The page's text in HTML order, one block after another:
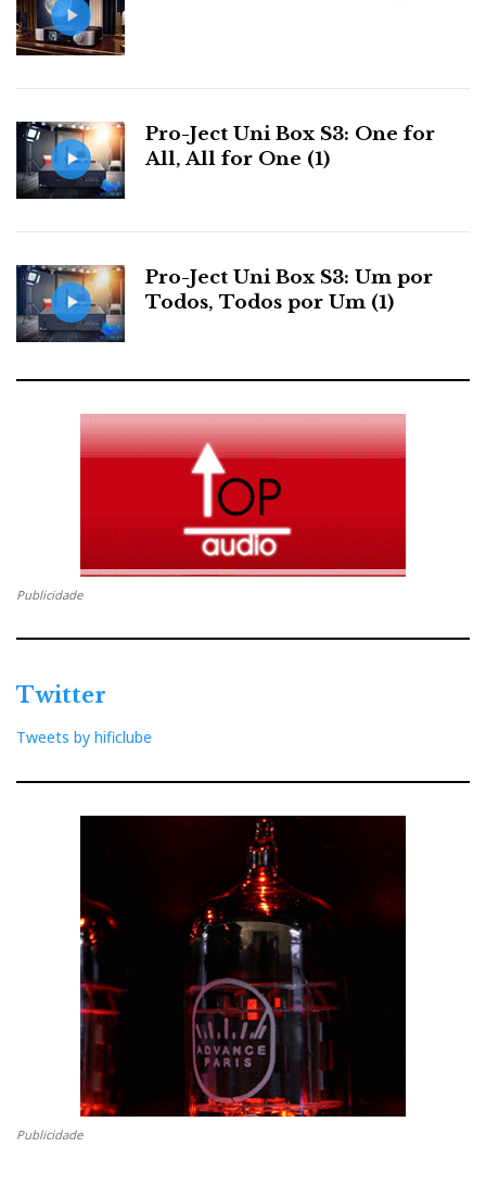
Pro-Ject Uni Box S3: One for
All, All for One (1)
Pro-Ject Uni Box S3: Um por
Todos, Todos por Um (1)
Publicidade
Twitter
Tweets by hificlube
Publicidade